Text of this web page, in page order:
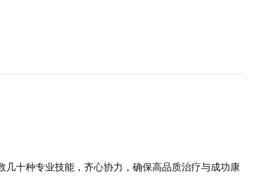
十种专业技能，齐心协力，确保高品质治疗与成功康